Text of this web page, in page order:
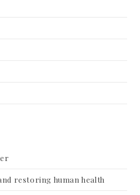
restoring human health